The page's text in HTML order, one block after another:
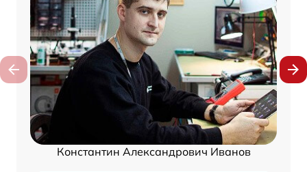
Константин Александрович Иванов